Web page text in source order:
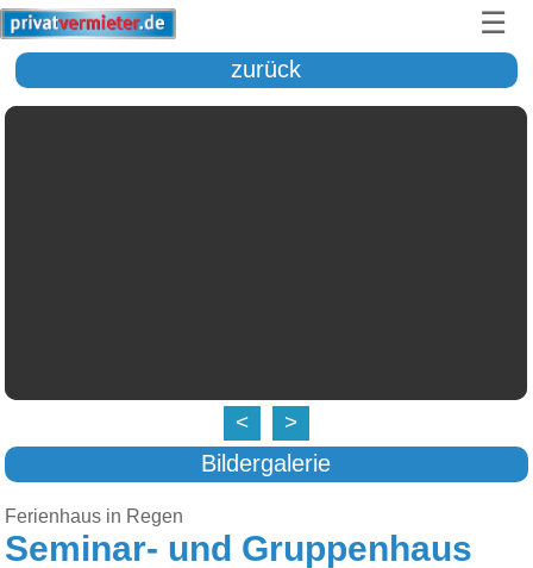
☰
zurück
< >
Bildergalerie
Ferienhaus in Regen
Seminar- und Gruppenhaus